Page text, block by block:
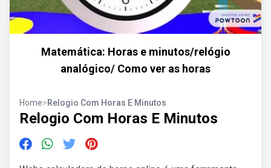
Matemática: Horas e minutos/relógio
analógico/ Como ver as horas
Home>Relogio Com Horas E Minutos
Relogio Com Horas E Minutos